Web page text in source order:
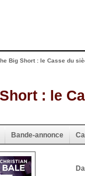
Big Short : le Casse du
: le
Bande-annonce